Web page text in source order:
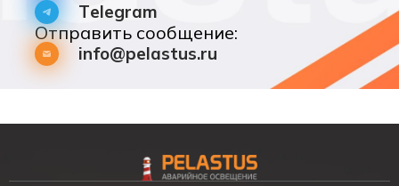
Telegram
Отправить сообщение:
info@pelastus.ru